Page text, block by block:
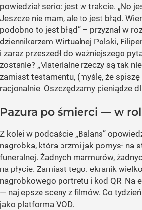
powiedział serio: jest w trakcie. „No
Jeszcze nie mam, ale to jest błąd.
podobno to jest błąd” – przyznał w
dziennikarzem Wirtualnej Polski,
i zaraz przeszedł do ważniejszego
zostanie? „Materialne rzeczy są tak
zamiast testamentu, (myślę, że
racjonalnie. Oszczędzamy pieniądze
Pazura po śmierci — w
Z kolei w podcaście „Balans”
nagrobka, która brzmi jak pomysł na
funeralnej. Żadnych marmurów,
na płycie. Zamiast tego: ekranik
nagrobkowego portretu i kod QR. Na
— najlepsze sceny z filmów. Co
jako platforma VOD.